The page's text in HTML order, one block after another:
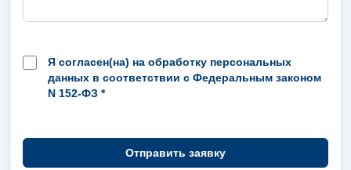
Я согласен(на) на обработку персональных
данных в соответствии с Федеральным законом
N 152-ФЗ *
Отправить заявку